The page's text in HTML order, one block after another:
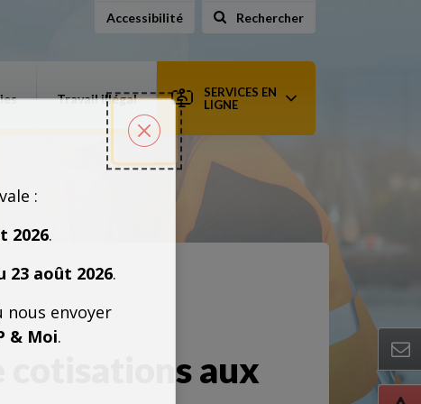
Accessibilité Rechercher
Travail illégal
SERVICES EN
LIGNE
cotisations aux
Fermer la popin
:
2026.
23 août 2026.
nous envoyer
& Moi.